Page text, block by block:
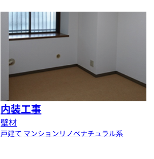
内装工事
壁材
戸建て マンション リノベナチュラル系